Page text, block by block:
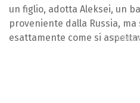
un figlio, adotta Aleksei, un
proveniente dalla Russia,
esattamente come si